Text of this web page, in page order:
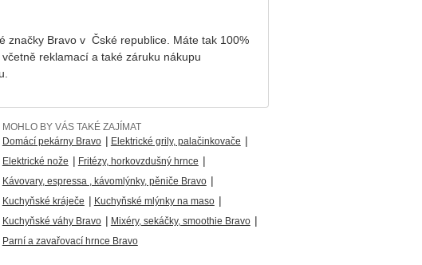
značky Bravo v Čské republice. Máte tak 100%
reklamací a také záruku nákupu
MOHLO BY VÁS TAKÉ ZAJÍMAT
Domácí pekárny Bravo | Elektrické grily, palačinkovače |
Elektrické nože | Fritézy, horkovzdušný hrnce |
Kávovary, espressa , kávomlýnky, pěniče Bravo |
Kuchyňské kráječe | Kuchyňské mlýnky na maso |
Kuchyňské váhy Bravo | Mixéry, sekáčky, smoothie Bravo |
Parní a zavařovací hrnce Bravo